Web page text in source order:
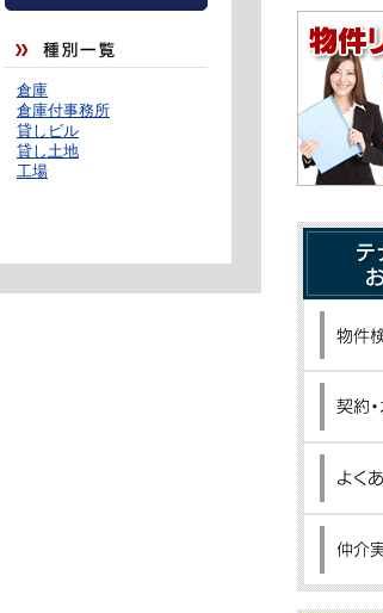
倉庫
倉庫付事務所
貸しビル
貸し土地
工場